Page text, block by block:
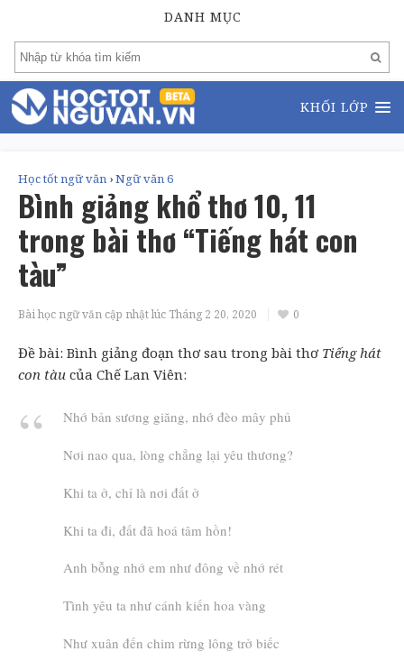
DANH MỤC
KHỐI LỚP
Học tốt ngữ văn ›Ngữ văn 6
Bình giảng khổ thơ 10, 11
trong bài thơ “Tiếng hát con
tàu”
Bài học ngữ văn cập nhật lúc Tháng 2 20, 2020 0
Đề bài: Bình giảng đoạn thơ sau trong bài thơ Tiếng hát
con tàu của Chế Lan Viên:
Nhớ bản sương giăng, nhớ đèo mây phủ
Nơi nao qua, lòng chẳng lại yêu thương?
Khi ta ở, chỉ là nơi đất ở
Khi ta đi, đất đã hoá tâm hồn!
Anh bỗng nhớ em như đông về nhớ rét
Tình yêu ta như cánh kiến hoa vàng
Như xuân đến chim rừng lông trở biếc